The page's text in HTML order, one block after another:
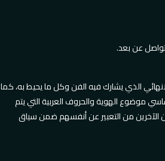
عن بعد.
الذي يشارك فيه الفن وكل ما يحيط به، كما
موضوع الهوية والحروف العربية التي يتم
الآخرين من التعبير عن أنفسهم ضمن سياق